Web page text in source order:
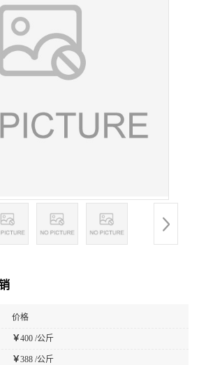
价格
￥400 /公斤
￥388 /公斤